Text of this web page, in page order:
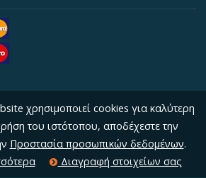
χρησιμοποιεί cookies για καλύτερη
του ιστότοπου, αποδέχεστε την
Προστασία προσωπικών δεδομένων.
Διαγραφή στοιχείων σας